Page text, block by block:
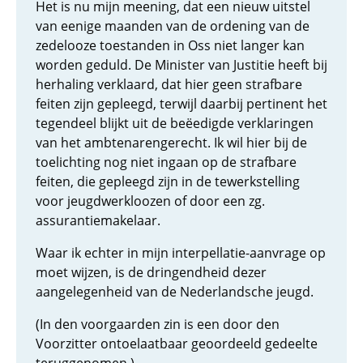
Het is nu mijn meening, dat een nieuw uitstel
van eenige maanden van de ordening van de
zedelooze toestanden in Oss niet langer kan
worden geduld. De Minister van Justitie heeft bij
herhaling verklaard, dat hier geen strafbare
feiten zijn gepleegd, terwijl daarbij pertinent het
tegendeel blijkt uit de beëedigde verklaringen
van het ambtenarengerecht. Ik wil hier bij de
toelichting nog niet ingaan op de strafbare
feiten, die gepleegd zijn in de tewerkstelling
voor jeugdwerkloozen of door een zg.
assurantiemakelaar.
Waar ik echter in mijn interpellatie-aanvrage op
moet wijzen, is de dringendheid dezer
aangelegenheid van de Nederlandsche jeugd.
(In den voorgaarden zin is een door den
Voorzitter ontoelaatbaar geoordeeld gedeelte